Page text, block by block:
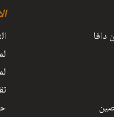
دافا